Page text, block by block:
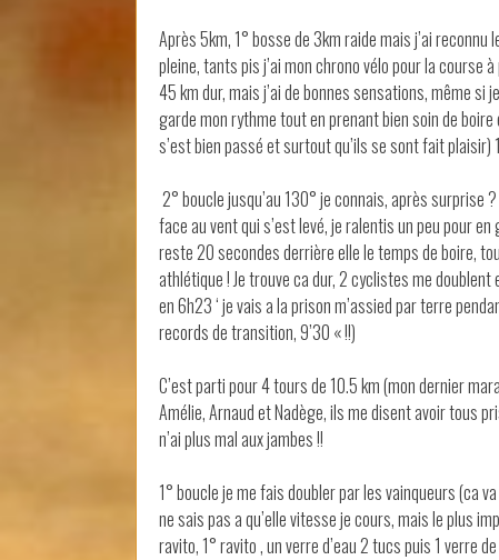
Après 5km, 1° bosse de 3km raide mais j’ai
pleine, tants pis j’ai mon chrono vélo pour la course
45 km dur, mais j’ai de bonnes sensations, même
garde mon rythme tout en prenant bien soin de
s’est bien passé et surtout qu’ils se sont fait
2° boucle jusqu’au 130° je connais, après surprise
face au vent qui s’est levé, je ralentis un peu pour
reste 20 secondes derrière elle le temps de boire,
athlétique ! Je trouve ca dur, 2 cyclistes me
en 6h23 ‘ je vais a la prison m’assied par terre
records de transition, 9’30 « !!)
C’est parti pour 4 tours de 10.5 km (mon dernier
Amélie, Arnaud et Nadège, ils me disent avoir tous
n’ai plus mal aux jambes !!
1° boucle je me fais doubler par les vainqueurs (ca
ne sais pas a qu’elle vitesse je cours, mais le plus
ravito, 1° ravito , un verre d’eau 2 tucs puis 1 verre